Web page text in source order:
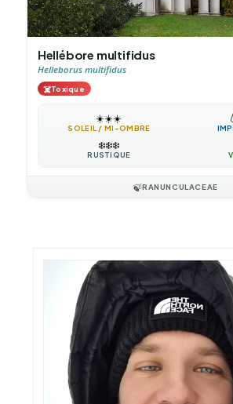
Hellébore multifidus
Helleborus multifidus
☠️Toxique
☀️☀️☀️
SOLEIL / MI-OMBRE
❄️❄️❄️
RUSTIQUE
🍃RANUNCULACEAE